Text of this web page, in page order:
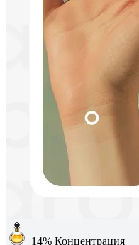
14% Концентрация